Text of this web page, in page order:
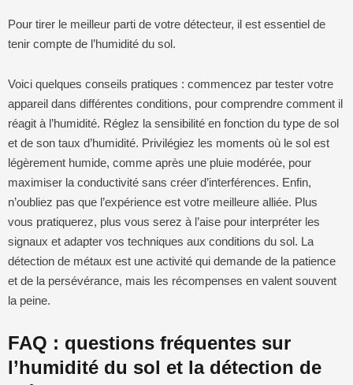
Pour tirer le meilleur parti de votre détecteur, il est essentiel de
tenir compte de l’humidité du sol.
Voici quelques conseils pratiques : commencez par tester votre
appareil dans différentes conditions, pour comprendre comment il
réagit à l’humidité. Réglez la sensibilité en fonction du type de sol
et de son taux d’humidité. Privilégiez les moments où le sol est
légèrement humide, comme après une pluie modérée, pour
maximiser la conductivité sans créer d’interférences. Enfin,
n’oubliez pas que l’expérience est votre meilleure alliée. Plus
vous pratiquerez, plus vous serez à l’aise pour interpréter les
signaux et adapter vos techniques aux conditions du sol. La
détection de métaux est une activité qui demande de la patience
et de la persévérance, mais les récompenses en valent souvent
la peine.
FAQ : questions fréquentes sur
l’humidité du sol et la détection de